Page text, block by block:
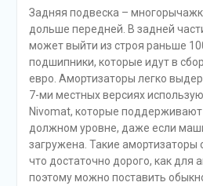
Задняя подвеска –
дольше передней. В задней
может выйти из строя раньше
подшипники, которые идут в
евро. Амортизаторы легко
7-ми местных версиях
Nivomat, которые
должном уровне, даже если
загружена. Такие амортизаторы
что достаточно дорого, как для
поэтому можно поставить